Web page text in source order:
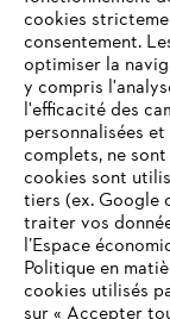
L'Entreprise
STIHL FAQ
cookies
consentement.
optimiser la
y compris
l'efficacité des
personnalisées
complets, ne
cookies sont
tiers (ex. Google
traiter vos
l’Espace
Politique en
cookies utilisés